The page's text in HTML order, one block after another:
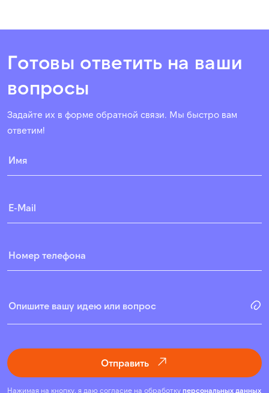
Готовы ответить на ваши
вопросы
Задайте их в форме обратной связи. Мы быстро вам
ответим!
Отправить
Нажимая на кнопку, я даю согласие на обработку персональных данных